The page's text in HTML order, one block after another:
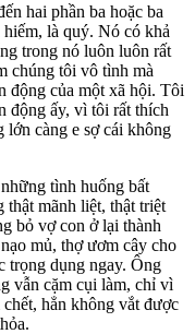
hai phần ba hoặc ba
là quý. Nó có khả
trong nó luôn luôn rất
chúng tôi vô tình mà
động của một xã hội. Tôi
động ấy, vì tôi rất thích
lớn càng e sợ cái không
tình huống bất
mãnh liệt, thật triệt
bỏ vợ con ở lại thành
mủ, thợ ươm cây cho
trọng dụng ngay. Ông
vẫn cặm cụi làm, chỉ vì
hẳn không vắt được